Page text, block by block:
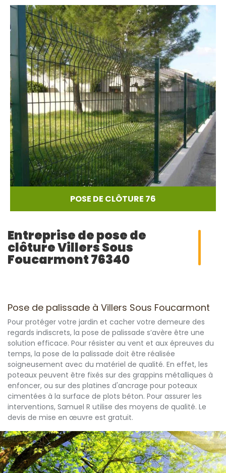
POSE DE CLÔTURE 76
Entreprise de pose de
clôture Villers Sous
Foucarmont 76340
Pose de palissade à Villers Sous Foucarmont
Pour protéger votre jardin et cacher votre demeure des
regards indiscrets, la pose de palissade s’avère être une
solution efficace. Pour résister au vent et aux épreuves du
temps, la pose de la palissade doit être réalisée
soigneusement avec du matériel de qualité. En effet, les
poteaux peuvent être fixés sur des grappins métalliques à
enfoncer, ou sur des platines d'ancrage pour poteaux
cimentées à la surface de plots béton. Pour assurer les
interventions, Samuel R utilise des moyens de qualité. Le
devis de mise en œuvre est gratuit.